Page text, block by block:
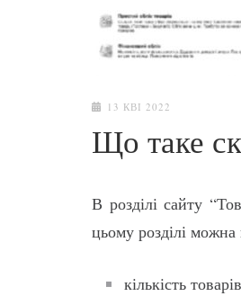
13 КВІ 2022
Що таке
В розділі сайту
цьому розділі
кількість